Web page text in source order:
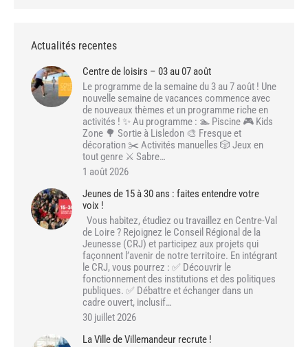
Actualités recentes
Centre de loisirs – 03 au 07 août
Le programme de la semaine du 3 au 7 août ! Une
nouvelle semaine de vacances commence avec
de nouveaux thèmes et un programme riche en
activités ! ✨ Au programme : 🏊 Piscine 🎮 Kids
Zone 🌳 Sortie à Lisledon 🎨 Fresque et
décoration ✂️ Activités manuelles 🎲 Jeux en
tout genre ⚔️ Sabre…
1 août 2026
Jeunes de 15 à 30 ans : faites entendre votre
voix !
Vous habitez, étudiez ou travaillez en Centre-Val
de Loire ? Rejoignez le Conseil Régional de la
Jeunesse (CRJ) et participez aux projets qui
façonnent l’avenir de notre territoire. En intégrant
le CRJ, vous pourrez : ✅ Découvrir le
fonctionnement des institutions et des politiques
publiques. ✅ Débattre et échanger dans un
cadre ouvert, inclusif…
30 juillet 2026
La Ville de Villemandeur recrute !